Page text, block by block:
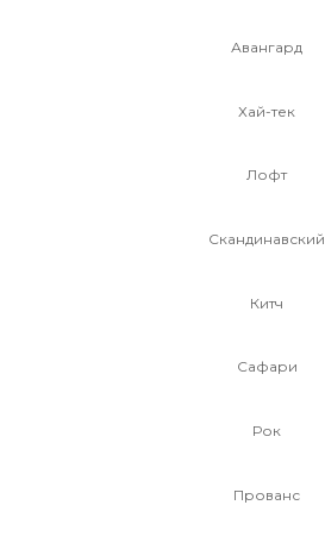
Авангард
Хай-тек
Лофт
Скандинавский
Китч
Сафари
Рок
Прованс